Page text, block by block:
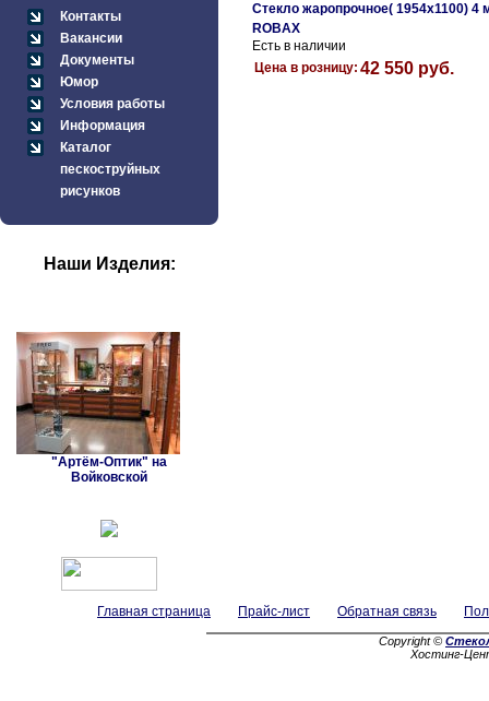
Контакты
Вакансии
Документы
Юмор
Условия работы
Информация
Каталог
пескоструйных
рисунков
Наши Изделия:
"Артём-Оптик" на
Войковской
Стекло жаропрочное( 1954х1100) 4
ROBAX
Есть в наличии
Цена в розницу: 42 550 руб.
Главная страница Прайс-лист Обратная связь
Copyright ©
Хостинг-